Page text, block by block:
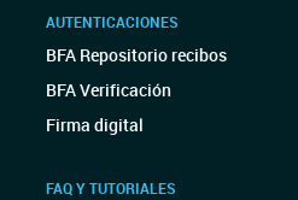
AUTENTICACIONES
BFA Repositorio recibos
BFA Verificación
Firma digital
FAQ Y TUTORIALES